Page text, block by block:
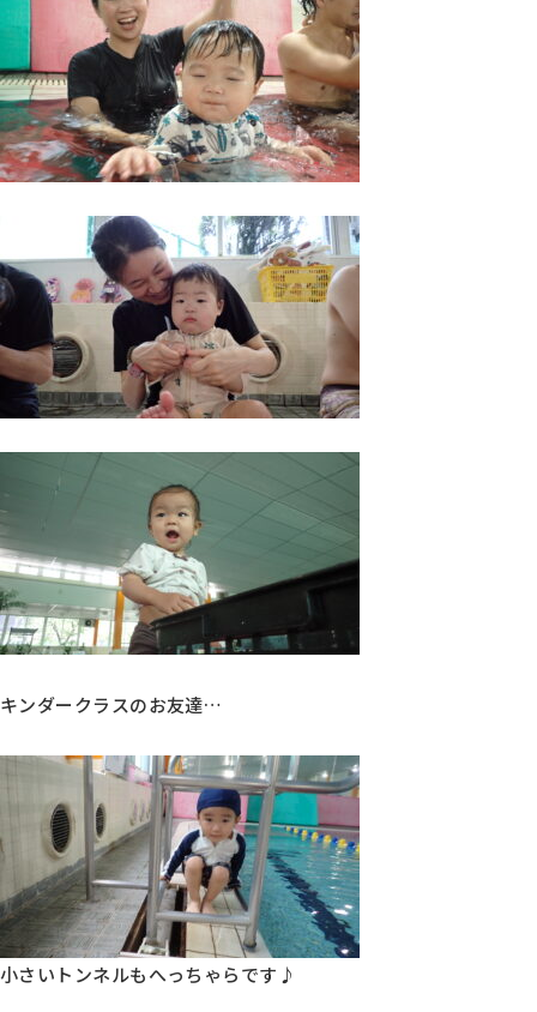
キンダークラスのお友達…
小さいトンネルもへっちゃらです♪